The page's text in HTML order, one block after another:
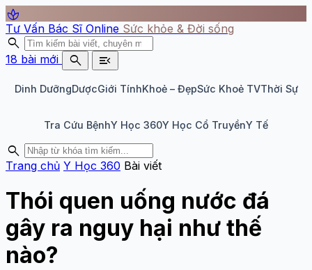
spa
Tư Vấn Bác Sĩ Online Sức khỏe & Đời sống
search
18 bài mới search menu_open
Dinh DưỡngDượcGiới TínhKhoẻ – ĐẹpSức Khoẻ TVThời Sự
Tra Cứu BệnhY Học 360Y Học Cổ TruyềnY Tế
search
Trang chủ Y Học 360 Bài viết
Thói quen uống nước đá
gây ra nguy hại như thế
nào?